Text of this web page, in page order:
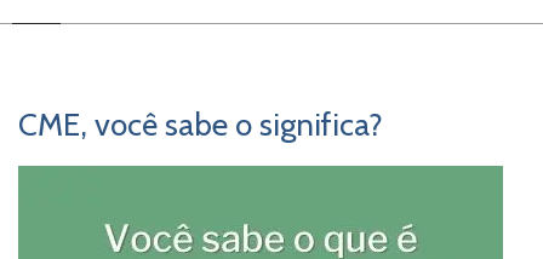
CME, você sabe o significa?